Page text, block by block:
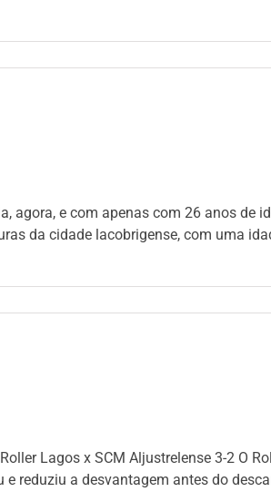
agora, e com apenas com 26 anos de
da cidade lacobrigense, com uma
Lagos x SCM Aljustrelense 3-2 O
reduziu a desvantagem antes do